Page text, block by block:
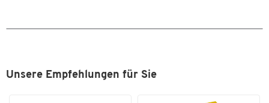
Unsere Empfehlungen für Sie